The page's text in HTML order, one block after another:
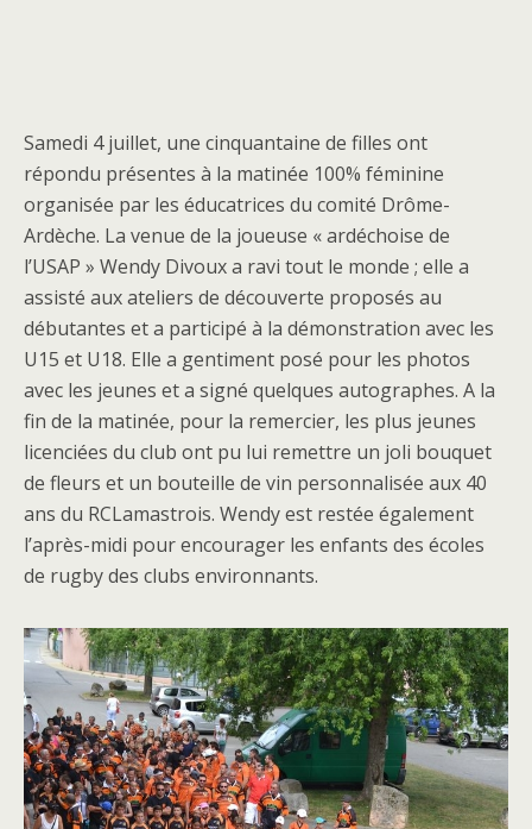
Samedi 4 juillet, une cinquantaine de filles ont
répondu présentes à la matinée 100% féminine
organisée par les éducatrices du comité Drôme-
Ardèche. La venue de la joueuse « ardéchoise de
l’USAP » Wendy Divoux a ravi tout le monde ; elle a
assisté aux ateliers de découverte proposés au
débutantes et a participé à la démonstration avec les
U15 et U18. Elle a gentiment posé pour les photos
avec les jeunes et a signé quelques autographes. A la
fin de la matinée, pour la remercier, les plus jeunes
licenciées du club ont pu lui remettre un joli bouquet
de fleurs et un bouteille de vin personnalisée aux 40
ans du RCLamastrois. Wendy est restée également
l’après-midi pour encourager les enfants des écoles
de rugby des clubs environnants.